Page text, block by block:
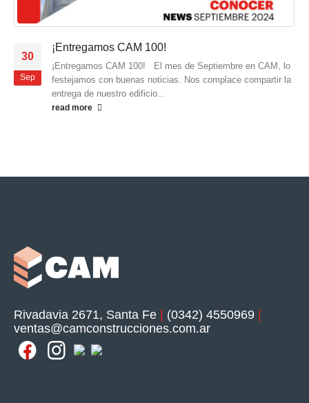
30
Sep
¡Entregamos CAM 100!
¡Entregamos CAM 100! El mes de Septiembre en CAM, lo
festejamos con buenas noticias. Nos complace compartir la
entrega de nuestro edificio...
read more
Rivadavia 2671, Santa Fe | (0342) 4550969 |
ventas@camconstrucciones.com.ar